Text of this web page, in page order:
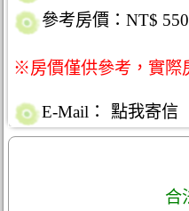
參考房價：NT$
※房價僅供參考，實際
E-Mail： 點我寄信
合